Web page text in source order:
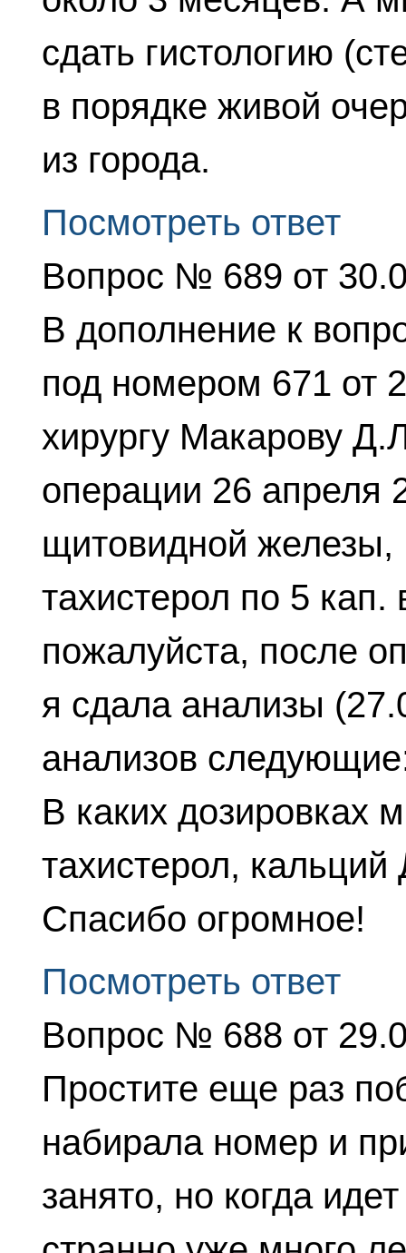
сдать гистологию
в порядке живой
из города.
Посмотреть ответ
Вопрос № 689 от
В дополнение к
под номером 671 от
хирургу Макарову
операции 26 апреля
щитовидной
тахистерол по 5
пожалуйста, после
я сдала анализы
анализов
В каких дозировках
тахистерол,
Спасибо огромное!
Посмотреть ответ
Вопрос № 688 от
Простите еще раз
набирала номер и
занято, но когда